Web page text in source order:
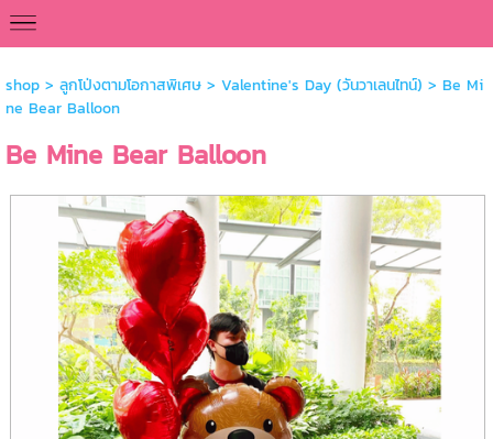
shop> ลูกโป่งตามโอกาสพิเศษ> Valentine's Day (วันวาเลนไทน์) > Be Mi
ne Bear Balloon
Be Mine Bear Balloon